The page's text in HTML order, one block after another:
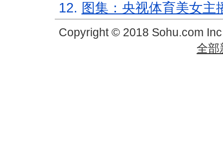
12. 图集：央视体育美女主
Copyright © 2018 Sohu.com
全部